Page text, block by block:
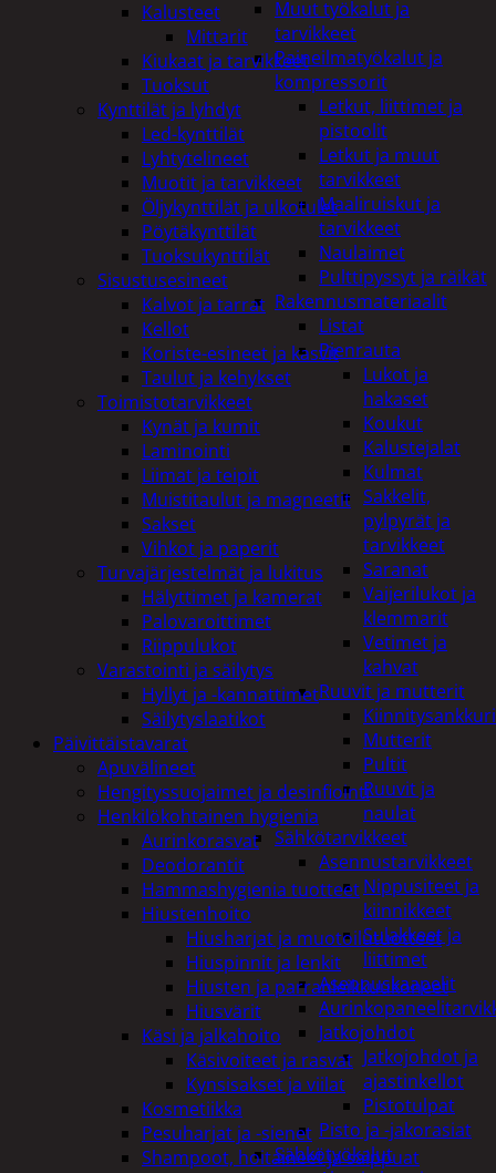
Muut työkalut ja
tarvikkeet
Paineilmatyökalut ja
kompressorit
Letkut, liittimet ja
pistoolit
Letkut ja muut
tarvikkeet
Maaliruiskut ja
tarvikkeet
Naulaimet
Pulttipyssyt ja räikät
Rakennusmateriaalit
Listat
Pienrauta
Lukot ja
hakaset
Koukut
Kalustejalat
Kulmat
Sakkelit,
pylpyrät ja
tarvikkeet
Saranat
Vaijerilukot ja
klemmarit
Vetimet ja
kahvat
Ruuvit ja mutterit
Mutterit
Pultit
Ruuvit ja
naulat
Sähkötarvikkeet
Asennustarvikkeet
Nippusiteet ja
kiinnikkeet
Sulakkeet ja
liittimet
Asennuskaapelit
Jatkojohdot
Jatkojohdot ja
ajastinkellot
Pistotulpat
Pisto ja -jakorasiat
Sähkötyökalut
Kalusteet
Mittarit
Kiukaat ja tarvikkeet
Tuoksut
Kynttilät ja lyhdyt
Led-kynttilät
Lyhtytelineet
Muotit ja tarvikkeet
Öljykynttilät ja ulkotulet
Pöytäkynttilät
Tuoksukynttilät
Sisustusesineet
Kalvot ja tarrat
Kellot
Koriste-esineet ja kasvit
Taulut ja kehykset
Toimistotarvikkeet
Kynät ja kumit
Laminointi
Liimat ja teipit
Muistitaulut ja magneetit
Sakset
Vihkot ja paperit
Turvajärjestelmät ja lukitus
Hälyttimet ja kamerat
Palovaroittimet
Riippulukot
Varastointi ja säilytys
Hyllyt ja -kannattimet
Säilytyslaatikot
Päivittäistavarat
Apuvälineet
Hengityssuojaimet ja desinfiointi
Henkilökohtainen hygienia
Aurinkorasvat
Deodorantit
Hammashygienia tuotteet
Hiustenhoito
Hiusharjat ja muotoilutuotteet
Hiuspinnit ja lenkit
Hiusten ja parranleikkuukoneet
Hiusvärit
Käsi ja jalkahoito
Käsivoiteet ja rasvat
Kynsisakset ja viilat
Kosmetiikka
Pesuharjat ja -sienet
Shampoot, hoitaineet ja saippuat